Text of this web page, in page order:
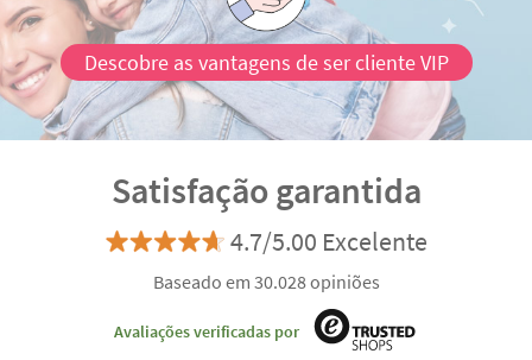
Descobre as vantagens de ser cliente VIP
Satisfação garantida
4.7/5.00 Excelente
Baseado em 30.028 opiniões
Avaliações verificadas por